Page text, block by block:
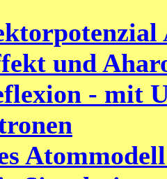
und
- mit